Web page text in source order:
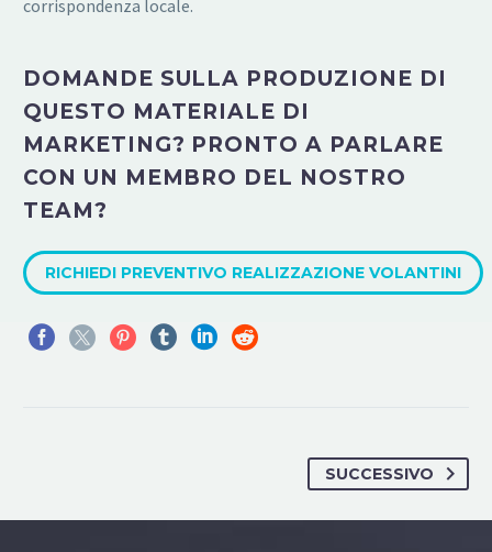
corrispondenza locale.
DOMANDE SULLA PRODUZIONE DI
QUESTO MATERIALE DI
MARKETING? PRONTO A PARLARE
CON UN MEMBRO DEL NOSTRO
TEAM?
RICHIEDI PREVENTIVO REALIZZAZIONE VOLANTINI
SUCCESSIVO